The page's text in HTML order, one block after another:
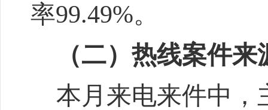
率99.49%。
（二）热线案件
本月来电来件中，